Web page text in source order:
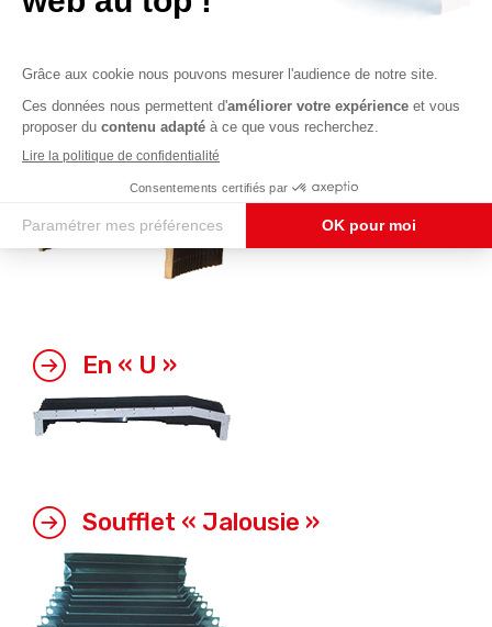
En « toit »
En « U »
Soufflet « Jalousie »